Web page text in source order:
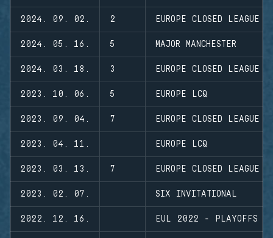
2024. 09. 02. 2 EUROPE CLOSED LEAGUE
2024. 05. 16. 5 MAJOR MANCHESTER
2024. 03. 18. 3 EUROPE CLOSED LEAGUE
2023. 10. 06. 5 EUROPE LCQ
2023. 09. 04. 7 EUROPE CLOSED LEAGUE
2023. 04. 11. EUROPE LCQ
2023. 03. 13. 7 EUROPE CLOSED LEAGUE
2023. 02. 07. SIX INVITATIONAL
2022. 12. 16. EUL 2022 - PLAYOFFS